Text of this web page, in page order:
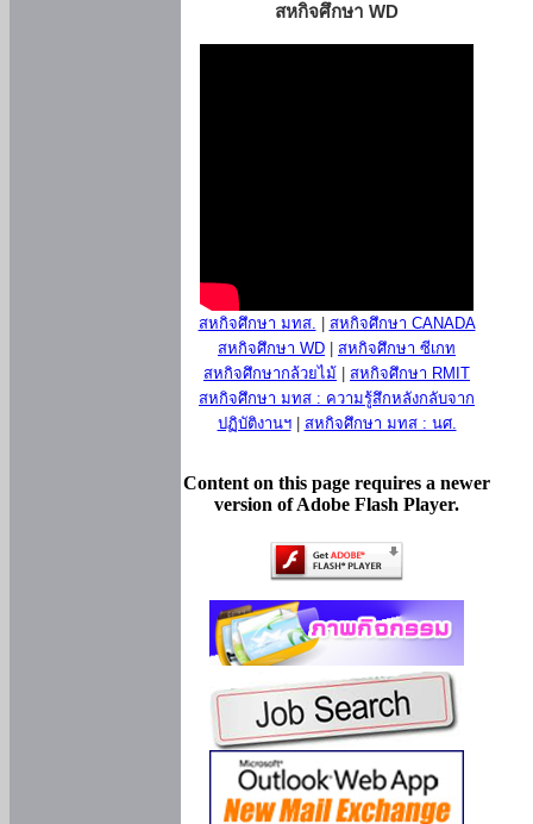
สหกิจศึกษา WD
สหกิจศึกษา มทส.
สหกิจศึกษา CANADA
สหกิจศึกษา WD
สหกิจศึกษา ซีเกท
สหกิจศึกษากล้วยไม้
สหกิจศึกษา RMIT
สหกิจศึกษา มทส : ความรู้สึกหลังกลับจาก
ปฏิบัติงานฯ| สหกิจศึกษา มทส : นศ.
Content on this page requires a newer
version of Adobe Flash Player.